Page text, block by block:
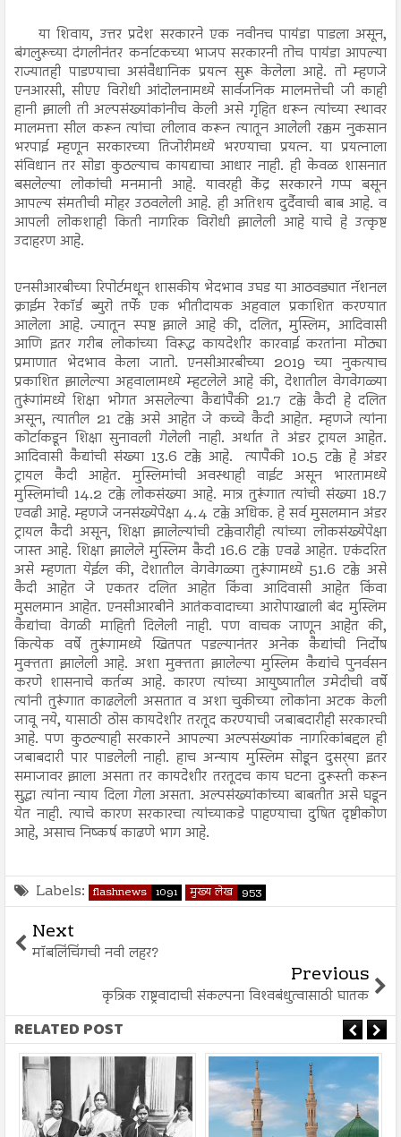
या शिवाय, उत्तर प्रदेश सरकारने एक नवीनच पायंडा पाडला असून,
बंगलुरूच्या दंगलीनंतर कर्नाटकच्या भाजप सरकारनी तोच पायंडा आपल्या
राज्यातही पाडण्याचा असंवैधानिक प्रयत्न सुरू केलेला आहे. तो म्हणजे
एनआरसी, सीएए विरोधी आंदोलनामध्ये सार्वजनिक मालमत्तेची जी काही
हानी झाली ती अल्पसंख्यांकांनीच केली असे गृहित धरून त्यांच्या स्थावर
मालमत्ता सील करून त्यांचा लीलाव करून त्यातून आलेली रक्कम नुकसान
भरपाई म्हणून सरकारच्या तिजोरीमध्ये भरण्याचा प्रयत्न. या प्रयत्नाला
संविधान तर सोडा कुठल्याच कायद्याचा आधार नाही. ही केवळ शासनात
बसलेल्या लोकांची मनमानी आहे. यावरही केंद्र सरकारने गप्प बसून
आपल्य संमतीची मोहर उठवलेली आहे. ही अतिशय दुर्दैवाची बाब आहे. व
आपली लोकशाही किती नागरिक विरोधी झालेली आहे याचे हे उत्कृष्ट
उदाहरण आहे.
एनसीआरबीच्या रिपोर्टमधून शासकीय भेदभाव उघड या आठवड्यात नॅशनल
क्राईम रेकॉर्ड ब्युरो तर्फे एक भीतीदायक अहवाल प्रकाशित करण्यात
आलेला आहे. ज्यातून स्पष्ट झाले आहे की, दलित, मुस्लिम, आदिवासी
आणि इतर गरीब लोकांच्या विरूद्ध कायदेशीर कारवाई करतांना मोठ्या
प्रमाणात भेदभाव केला जातो. एनसीआरबीच्या 2019 च्या नुकत्याच
प्रकाशित झालेल्या अहवालामध्ये म्हटलेले आहे की, देशातील वेगवेगळ्या
तुरूंगांमध्ये शिक्षा भोगत असलेल्या कैद्यांपैकी 21.7 टक्के कैदी हे दलित
असून, त्यातील 21 टक्के असे आहेत जे कच्चे कैदी आहेत. म्हणजे त्यांना
कोर्टाकडून शिक्षा सुनावली गेलेली नाही. अर्थात ते अंडर ट्रायल आहेत.
आदिवासी कैद्यांची संख्या 13.6 टक्के आहे. त्यापैकी 10.5 टक्के हे अंडर
ट्रायल कैदी आहेत. मुस्लिमांची अवस्थाही वाईट असून भारतामध्ये
मुस्लिमांची 14.2 टक्के लोकसंख्या आहे. मात्र तुरूंगात त्यांची संख्या 18.7
एवढी आहे. म्हणजे जनसंख्येपेक्षा 4.4 टक्के अधिक. हे सर्व मुसलमान अंडर
ट्रायल कैदी असून, शिक्षा झालेल्यांची टक्केवारीही त्यांच्या लोकसंख्येपेक्षा
जास्त आहे. शिक्षा झालेले मुस्लिम कैदी 16.6 टक्के एवढे आहेत. एकंदरित
असे म्हणता येईल की, देशातील वेगवेगळ्या तुरूंगामध्ये 51.6 टक्के असे
कैदी आहेत जे एकतर दलित आहेत किंवा आदिवासी आहेत किंवा
मुसलमान आहेत. एनसीआरबीने आतंकवादाच्या आरोपाखाली बंद मुस्लिम
कैद्यांचा वेगळी माहिती दिलेली नाही. पण वाचक जाणून आहेत की,
कित्येक वर्षे तुरूंगामध्ये खितपत पडल्यानंतर अनेक कैद्यांची निर्दोष
मुक्तता झालेली आहे. अशा मुक्तता झालेल्या मुस्लिम कैद्यांचे पुनर्वसन
करणे शासनाचे कर्तव्य आहे. कारण त्यांच्या आयुष्यातील उमेदीची वर्षे
त्यांनी तुरूंगात काढलेली असतात व अशा चुकीच्या लोकांना अटक केली
जावू नये, यासाठी ठोस कायदेशीर तरतूद करण्याची जबाबदारीही सरकारची
आहे. पण कुठल्याही सरकारने आपल्या अल्पसंख्यांक नागरिकांबद्दल ही
जबाबदारी पार पाडलेली नाही. हाच अन्याय मुस्लिम सोडून दुसर्‍या इतर
समाजावर झाला असता तर कायदेशीर तरतूदच काय घटना दुरूस्ती करून
सुद्धा त्यांना न्याय दिला गेला असता. अल्पसंख्यांकांच्या बाबतीत असे घडून
येत नाही. त्याचे कारण सरकारचा त्यांच्याकडे पाहण्याचा दुषित दृष्टीकोण
आहे, असाच निष्कर्ष काढणे भाग आहे.
Labels: flashnews 1091 मुख्य लेख 953
Next
मॉबलिंचिंगची नवी लहर?
Previous
कृत्रिक राष्ट्रवादाची संकल्पना विश्‍वबंधुत्वासाठी घातक
RELATED POST